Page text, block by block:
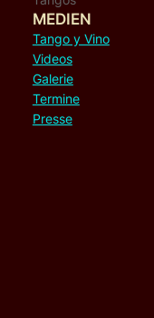
MEDIEN
Tango y Vino
Videos
Galerie
Termine
Presse